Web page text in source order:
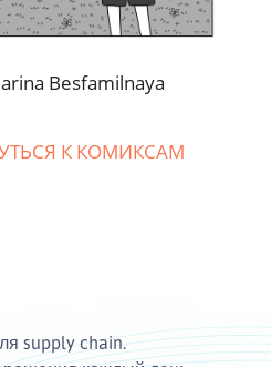
Besfamilnaya
К КОМИКСАМ
supply chain.